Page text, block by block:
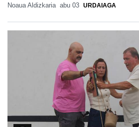
Noaua Aldizkaria abu 03 URDAIAGA